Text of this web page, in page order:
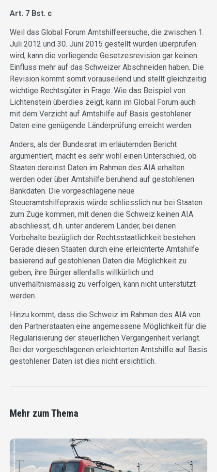
Art. 7 Bst. c
Weil das Global Forum Amtshilfeersuche, die zwischen 1.
Juli 2012 und 30. Juni 2015 gestellt wurden überprüfen
wird, kann die vorliegende Gesetzesrevision gar keinen
Einfluss mehr auf das Schweizer Abschneiden haben. Die
Revision kommt somit vorauseilend und stellt gleichzeitig
wichtige Rechtsgüter in Frage. Wie das Beispiel von
Lichtenstein überdies zeigt, kann im Global Forum auch
mit dem Verzicht auf Amtshilfe auf Basis gestohlener
Daten eine genügende Länderprüfung erreicht werden.
Anders, als der Bundesrat im erläuternden Bericht
argumentiert, macht es sehr wohl einen Unterschied, ob
Staaten dereinst Daten im Rahmen des AIA erhalten
werden oder über Amtshilfe beruhend auf gestohlenen
Bankdaten. Die vorgeschlagene neue
Steueramtshilfepraxis würde schliesslich nur bei Staaten
zum Zuge kommen, mit denen die Schweiz keinen AIA
abschliesst, d.h. unter anderem Länder, bei denen
Vorbehalte bezüglich der Rechtsstaatlichkeit bestehen.
Gerade diesen Staaten durch eine erleichterte Amtshilfe
basierend auf gestohlenen Daten die Möglichkeit zu
geben, ihre Bürger allenfalls willkürlich und
unverhältnismässig zu verfolgen, kann nicht unterstützt
werden.
Hinzu kommt, dass die Schweiz im Rahmen des AIA von
den Partnerstaaten eine angemessene Möglichkeit für die
Regularisierung der steuerlichen Vergangenheit verlangt.
Bei der vorgeschlagenen erleichterten Amtshilfe auf Basis
gestohlener Daten ist dies nicht ersichtlich.
Mehr zum Thema